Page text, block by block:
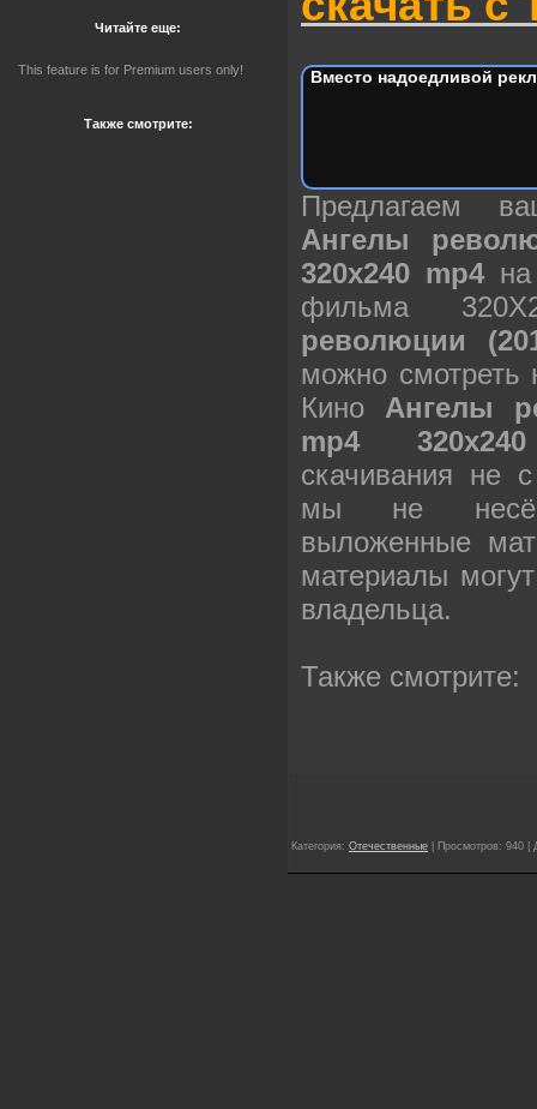
Читайте еще:
This feature is for Premium users only!
Также смотрите:
Вместо надоедливой
Предлагаем
Ангелы
320х240 mp4на
фильма
революции
можно
Кино Ангелы
mp4 320х240
скачивания не
мы не несём
выложенные
материалы
владельца.
Также смотрите:
Категория: Отечественные | Просмотров: 940 |